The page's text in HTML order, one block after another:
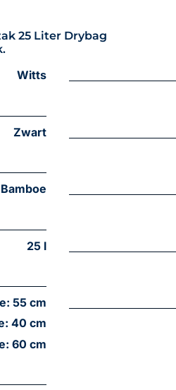
25 Liter Drybag
Witts
Zwart
Bamboe
25 l
55 cm
40 cm
60 cm